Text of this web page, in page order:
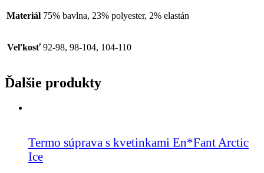
Materiál 75% bavlna, 23% polyester, 2% elastán
Veľkosť 92-98, 98-104, 104-110
Ďalšie produkty
Termo súprava s kvetinkami En*Fant Arctic
Ice